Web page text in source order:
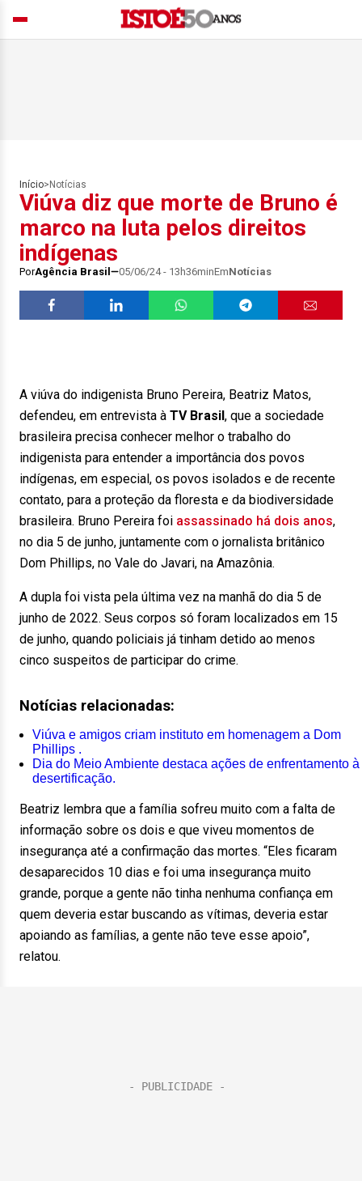
Início> Notícias
Viúva diz que morte de Bruno é
marco na luta pelos direitos
indígenas
PorAgência Brasil 05/06/24 - 13h36minEmNotícias
A viúva do indigenista Bruno Pereira, Beatriz Matos,
defendeu, em entrevista à TV Brasil, que a sociedade
brasileira precisa conhecer melhor o trabalho do
indigenista para entender a importância dos povos
indígenas, em especial, os povos isolados e de recente
contato, para a proteção da floresta e da biodiversidade
brasileira. Bruno Pereira foi assassinado há dois anos,
no dia 5 de junho, juntamente com o jornalista britânico
Dom Phillips, no Vale do Javari, na Amazônia.
A dupla foi vista pela última vez na manhã do dia 5 de
junho de 2022. Seus corpos só foram localizados em 15
de junho, quando policiais já tinham detido ao menos
cinco suspeitos de participar do crime.
Notícias relacionadas:
Viúva e amigos criam instituto em homenagem a Dom
Phillips .
Dia do Meio Ambiente destaca ações de enfrentamento à
desertificação.
Beatriz lembra que a família sofreu muito com a falta de
informação sobre os dois e que viveu momentos de
insegurança até a confirmação das mortes. “Eles ficaram
desaparecidos 10 dias e foi uma insegurança muito
grande, porque a gente não tinha nenhuma confiança em
quem deveria estar buscando as vítimas, deveria estar
apoiando as famílias, a gente não teve esse apoio”,
relatou.